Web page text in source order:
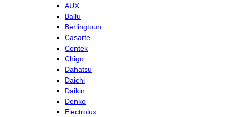
AUX
Ballu
Berlingtoun
Casarte
Centek
Chigo
Dahatsu
Daichi
Daikin
Denko
Electrolux